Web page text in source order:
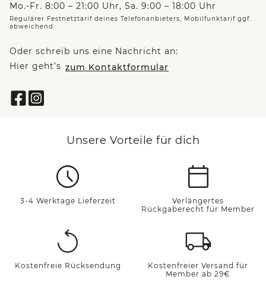
Mo.-Fr. 8:00 – 21:00 Uhr, Sa. 9:00 – 18:00 Uhr
Regulärer Festnetztarif deines Telefonanbieters, Mobilfunktarif ggf.
abweichend.
Oder schreib uns eine Nachricht an:
Hier geht’s zum Kontaktformular
Unsere Vorteile für dich
3-4 Werktage Lieferzeit
Verlängertes
Rückgaberecht für Member
Kostenfreie Rücksendung
Kostenfreier Versand für
Member ab 29€